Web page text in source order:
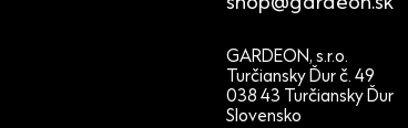
GARDEON, s.r.o.
Turčiansky Ďur č. 49
038 43 Turčiansky Ďur
Slovensko